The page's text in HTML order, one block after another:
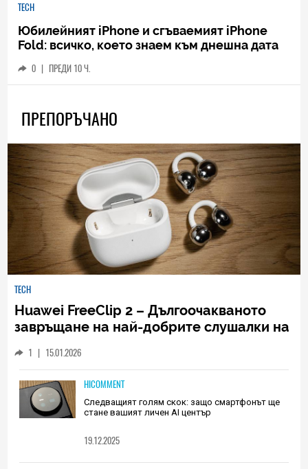
TECH
Юбилейният iPhone и сгъваемият iPhone
Fold: всичко, което знаем към днешна дата
0 | ПРЕДИ 10 Ч.
ПРЕПОРЪЧАНО
TECH
Huawei FreeClip 2 – Дългоочакваното
завръщане на най-добрите слушалки на
1 | 15.01.2026
HICOMMENT
Следващият голям скок: защо смартфонът ще
стане вашият личен AI център
19.12.2025